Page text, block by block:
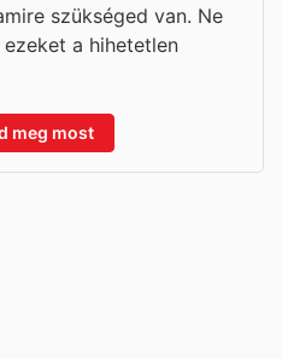
szükséged van. Ne
a hihetetlen
meg most